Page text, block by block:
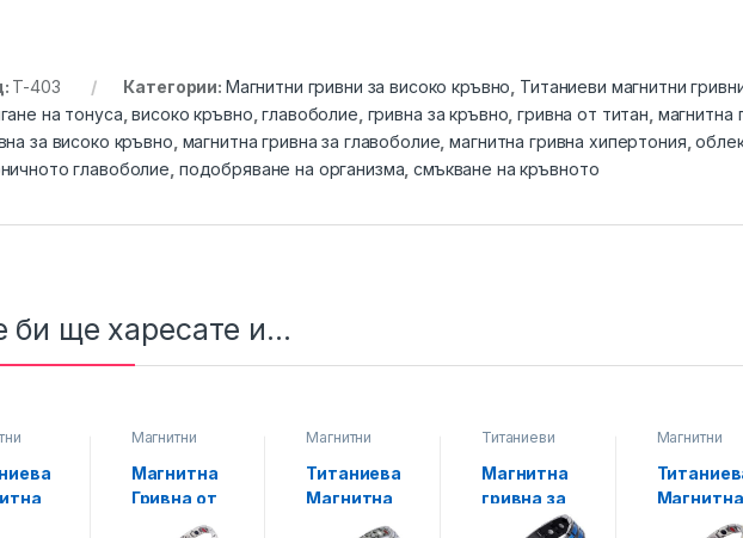
T-403 Категории: Магнитни гривни за високо кръвно Титаниеви магнитни
на тонуса ,високо кръвно ,главоболие гривна за кръвно ,гривна от титан магнитна
за високо кръвно магнитна гривна за главоболие ,магнитна гривна хипертония ,
главоболие подобряване на организма ,смъкване на кръвното
би ще харесате и...
,
Магнитни
високо
кръвно,
Титаниеви
магнитни
Магнитна
Гривна от
Титан за
Магнитни
високо
кръвно,
Титаниеви
магнитни
Титаниева
Магнитна
гривна за
Титаниеви
гривни
Магнитна
гривна за
Високо
Магнитни
високо
кръвно,
Титаниеви
магнитни
Магнитна
Гривна за